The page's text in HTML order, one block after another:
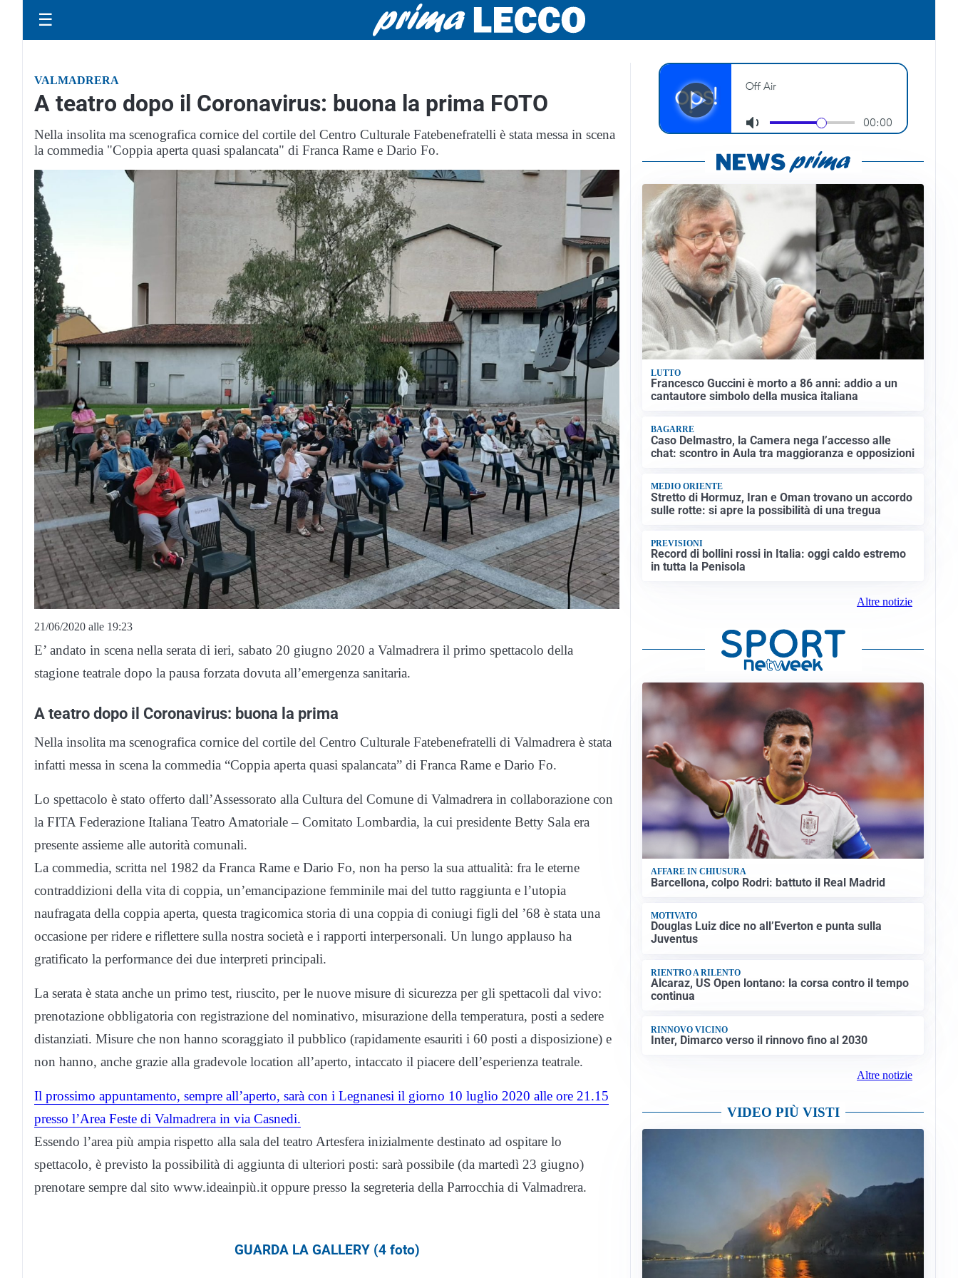
☰
VALMADRERA
A teatro dopo il Coronavirus: buona la prima FOTO
Nella insolita ma scenografica cornice del cortile del Centro Culturale Fatebenefratelli è stata messa in scena
la commedia "Coppia aperta quasi spalancata" di Franca Rame e Dario Fo.
21/06/2020 alle 19:23
E’ andato in scena nella serata di ieri, sabato 20 giugno 2020 a Valmadrera il primo spettacolo della
stagione teatrale dopo la pausa forzata dovuta all’emergenza sanitaria.
A teatro dopo il Coronavirus: buona la prima
Nella insolita ma scenografica cornice del cortile del Centro Culturale Fatebenefratelli di Valmadrera è stata
infatti messa in scena la commedia “Coppia aperta quasi spalancata” di Franca Rame e Dario Fo.
Lo spettacolo è stato offerto dall’Assessorato alla Cultura del Comune di Valmadrera in collaborazione con
la FITA Federazione Italiana Teatro Amatoriale – Comitato Lombardia, la cui presidente Betty Sala era
presente assieme alle autorità comunali.
La commedia, scritta nel 1982 da Franca Rame e Dario Fo, non ha perso la sua attualità: fra le eterne
contraddizioni della vita di coppia, un’emancipazione femminile mai del tutto raggiunta e l’utopia
naufragata della coppia aperta, questa tragicomica storia di una coppia di coniugi figli del ’68 è stata una
occasione per ridere e riflettere sulla nostra società e i rapporti interpersonali. Un lungo applauso ha
gratificato la performance dei due interpreti principali.
La serata è stata anche un primo test, riuscito, per le nuove misure di sicurezza per gli spettacoli dal vivo:
prenotazione obbligatoria con registrazione del nominativo, misurazione della temperatura, posti a sedere
distanziati. Misure che non hanno scoraggiato il pubblico (rapidamente esauriti i 60 posti a disposizione) e
non hanno, anche grazie alla gradevole location all’aperto, intaccato il piacere dell’esperienza teatrale.
Il prossimo appuntamento, sempre all’aperto, sarà con i Legnanesi il giorno 10 luglio 2020 alle ore 21.15
presso l’Area Feste di Valmadrera in via Casnedi.
Essendo l’area più ampia rispetto alla sala del teatro Artesfera inizialmente destinato ad ospitare lo
spettacolo, è previsto la possibilità di aggiunta di ulteriori posti: sarà possibile (da martedì 23 giugno)
prenotare sempre dal sito www.ideainpiù.it oppure presso la segreteria della Parrocchia di Valmadrera.
GUARDA LA GALLERY (4 foto)
LUTTO
Francesco Guccini è morto a 86 anni: addio a un
cantautore simbolo della musica italiana
BAGARRE
Caso Delmastro, la Camera nega l’accesso alle
chat: scontro in Aula tra maggioranza e opposizioni
MEDIO ORIENTE
Stretto di Hormuz, Iran e Oman trovano un accordo
sulle rotte: si apre la possibilità di una tregua
PREVISIONI
Record di bollini rossi in Italia: oggi caldo estremo
in tutta la Penisola
Altre notizie
AFFARE IN CHIUSURA
Barcellona, colpo Rodri: battuto il Real Madrid
MOTIVATO
Douglas Luiz dice no all’Everton e punta sulla
Juventus
RIENTRO A RILENTO
Alcaraz, US Open lontano: la corsa contro il tempo
continua
RINNOVO VICINO
Inter, Dimarco verso il rinnovo fino al 2030
Altre notizie
VIDEO PIÙ VISTI